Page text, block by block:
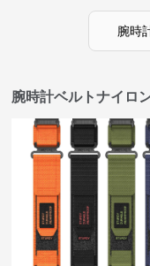
腕時
腕時計ベルトナイロ